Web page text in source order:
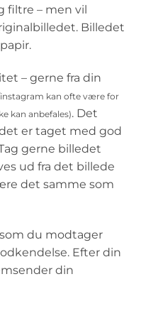
filtre – men vil
Billedet
– gerne fra din
kan ofte være for
kan anbefales). Det
er taget med god
gerne billedet
ud fra det billede
det samme som
du modtager
Efter din
din